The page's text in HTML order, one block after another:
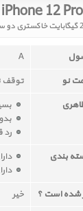
12
A
نو
توقف
رد
بندی
شده است ؟
خیر